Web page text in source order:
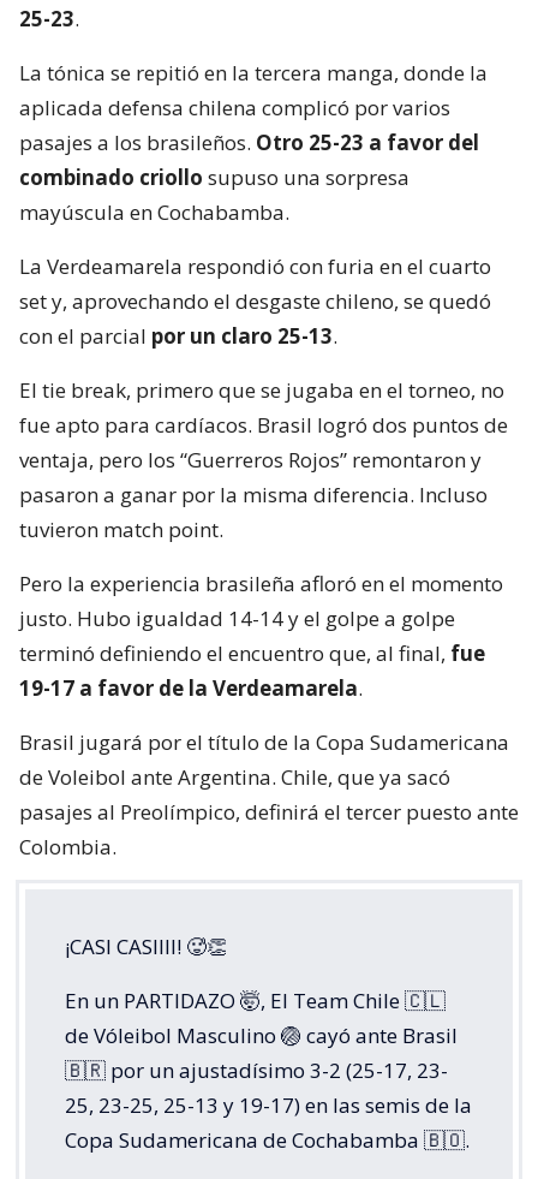
25-23.
La tónica se repitió en la tercera manga, donde la
aplicada defensa chilena complicó por varios
pasajes a los brasileños. Otro 25-23 a favor del
combinado criollo supuso una sorpresa
mayúscula en Cochabamba.
La Verdeamarela respondió con furia en el cuarto
set y, aprovechando el desgaste chileno, se quedó
con el parcial por un claro 25-13.
El tie break, primero que se jugaba en el torneo, no
fue apto para cardíacos. Brasil logró dos puntos de
ventaja, pero los “Guerreros Rojos” remontaron y
pasaron a ganar por la misma diferencia. Incluso
tuvieron match point.
Pero la experiencia brasileña afloró en el momento
justo. Hubo igualdad 14-14 y el golpe a golpe
terminó definiendo el encuentro que, al final, fue
19-17 a favor de la Verdeamarela.
Brasil jugará por el título de la Copa Sudamericana
de Voleibol ante Argentina. Chile, que ya sacó
pasajes al Preolímpico, definirá el tercer puesto ante
Colombia.
¡CASI CASIIII! 🥵👏
En un PARTIDAZO 🤯, El Team Chile 🇨🇱
de Vóleibol Masculino 🏐 cayó ante Brasil
🇧🇷 por un ajustadísimo 3-2 (25-17, 23-
25, 23-25, 25-13 y 19-17) en las semis de la
Copa Sudamericana de Cochabamba 🇧🇴.